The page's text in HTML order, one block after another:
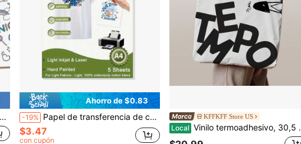
Ahorro de $0.83
-19% Papel de transferencia de calor para camisetas (5 hojas, A4) Vinilo de transferencia de calor imprimible para impresora de inyección de tinta para transferencias con plancha en tejidos claros y blancos
$3.47
con cupón
KFFKFF Store US
Local Vinilo termoadhesivo, 30,5 cm x 7,6 m, rollo de vinilo termoadhesivo negro brillante, fácil de cortar y pelar, fuerte adherencia, compatible con máquinas de corte, para diversos materiales: camisetas, almohadas, gorras.